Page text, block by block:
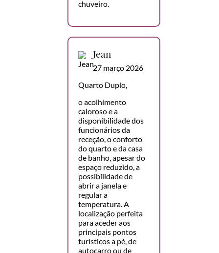
chuveiro.
Jean
27 março 2026
Quarto Duplo,
o acolhimento
caloroso e a
disponibilidade dos
funcionários da
receção, o conforto
do quarto e da casa
de banho, apesar do
espaço reduzido, a
possibilidade de
abrir a janela e
regular a
temperatura. A
localização perfeita
para aceder aos
principais pontos
turísticos a pé, de
autocarro ou de